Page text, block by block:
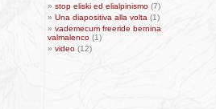
stop eliski ed elialpinismo (7)
Una diapositiva alla volta (1)
vademecum freeride bernina
valmalenco (1)
video (12)